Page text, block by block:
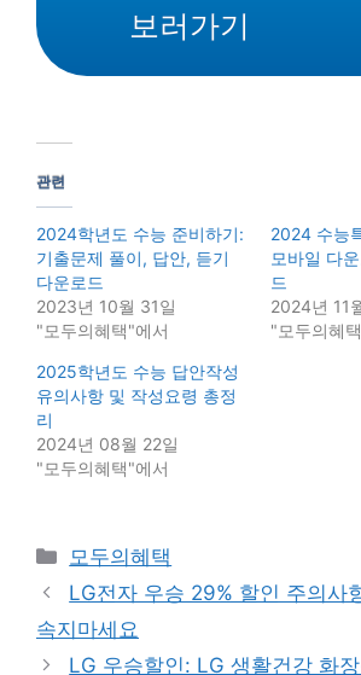
보러가기
관련
2024학년도 수능 준비하기:
기출문제 풀이, 답안, 듣기
다운로드
2023년 10월 31일
"모두의혜택"에서
2024 수능
모바일 다
드
2024년 11
"모두의혜
2025학년도 수능 답안작성
유의사항 및 작성요령 총정
리
2024년 08월 22일
"모두의혜택"에서
Categories
모두의혜택
LG전자 우승 29% 할인 주의사
속지마세요
LG 우승할인: LG 생활건강 화